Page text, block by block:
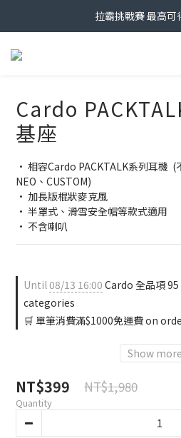
拉霸挑戰賽 最高可
Cardo
基座
• 相容Cardo PACKTALK系列耳機  (
NEO、CUSTOM)
• 加長版棍狀麥克風
• 半罩式、滑雪安全帽等款式適用
• 不含喇叭
Until08/13 16:00 Cardo 全品項
categories
🛒 單筆消費滿$1000免運費 on
Show more
NT$399 NT$1,980
Quantity